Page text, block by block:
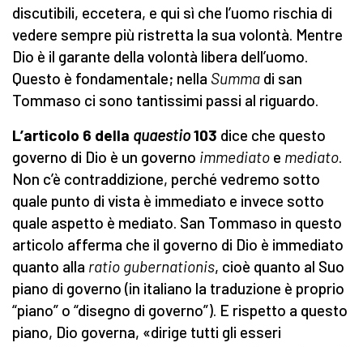
discutibili, eccetera, e qui sì che l’uomo rischia di
vedere sempre più ristretta la sua volontà. Mentre
Dio è il garante della volontà libera dell’uomo.
Questo è fondamentale; nella Summa di san
Tommaso ci sono tantissimi passi al riguardo.
L’articolo 6 della quaestio103 dice che questo
governo di Dio è un governo immediato e mediato.
Non c’è contraddizione, perché vedremo sotto
quale punto di vista è immediato e invece sotto
quale aspetto è mediato. San Tommaso in questo
articolo afferma che il governo di Dio è immediato
quanto alla ratio gubernationis, cioè quanto al Suo
piano di governo (in italiano la traduzione è proprio
“piano” o “disegno di governo”). E rispetto a questo
piano, Dio governa, «dirige tutti gli esseri